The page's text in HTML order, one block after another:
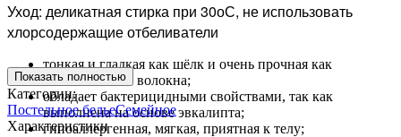
Уход: деликатная стирка при 30оС, не использовать
хлорсодержащие отбеливатели
тонкая и гладкая как шёлк и очень прочная как
синтетические волокна;
обладает бактерицидными свойствами, так как
выполнена на основе эвкалипта;
гипоаллергенная, мягкая, приятная к телу;
Показать полностью
Категории:
Постельное бельеСемейное
Характеристики